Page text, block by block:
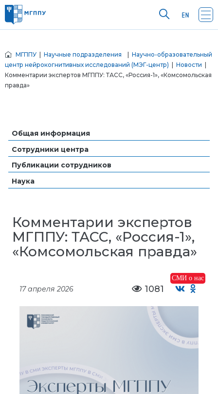
МГППУ Научные подразделения
Научно-образовательный
центр нейрокогнитивных исследований (МЭГ-центр)
Новости
Комментарии экспертов МГППУ: ТАСС, «Россия-1», «Комсомольская
правда»
Общая информация
Сотрудники центра
Публикации сотрудников
Наука
Комментарии экспертов
МГППУ: ТАСС, «Россия-1»,
«Комсомольская правда»
СМИ о нас
17 апреля 2026 1081